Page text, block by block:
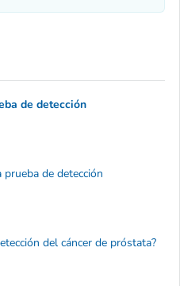
de detección
de detección
del cáncer de próstata?